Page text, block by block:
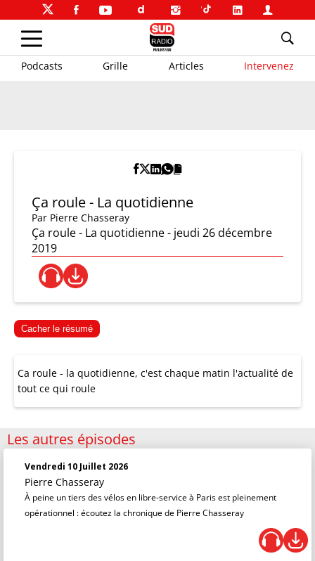
Podcasts Grille Articles Intervenez
Ça roule - La quotidienne
Par Pierre Chasseray
Ça roule - La quotidienne - jeudi 26 décembre
2019
Cacher le résumé
Ca roule - la quotidienne, c'est chaque matin l'actualité de
tout ce qui roule
Les autres épisodes
Vendredi 10 Juillet 2026
Pierre Chasseray
À peine un tiers des vélos en libre-service à Paris est pleinement
opérationnel : écoutez la chronique de Pierre Chasseray